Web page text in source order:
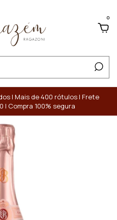
0
| Mais de 400 rótulos | Frete
| Compra 100% segura